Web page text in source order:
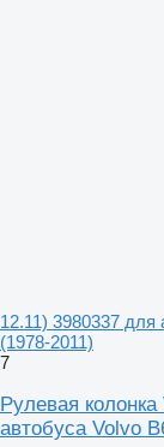
12.11) 3980337 для
(1978-2011)
7
Рулевая
автобуса Volvo